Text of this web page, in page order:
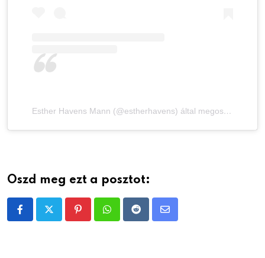
Esther Havens Mann (@estherhavens) által megosztott bejegyzés
Oszd meg ezt a posztot:
PinterestWhatsappRedditShare